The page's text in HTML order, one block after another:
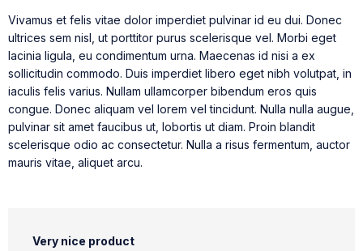
Vivamus et felis vitae dolor imperdiet pulvinar id eu dui. Donec
ultrices sem nisl, ut porttitor purus scelerisque vel. Morbi eget
lacinia ligula, eu condimentum urna. Maecenas id nisi a ex
sollicitudin commodo. Duis imperdiet libero eget nibh volutpat, in
iaculis felis varius. Nullam ullamcorper bibendum eros quis
congue. Donec aliquam vel lorem vel tincidunt. Nulla nulla augue,
pulvinar sit amet faucibus ut, lobortis ut diam. Proin blandit
scelerisque odio ac consectetur. Nulla a risus fermentum, auctor
mauris vitae, aliquet arcu.
Very nice product